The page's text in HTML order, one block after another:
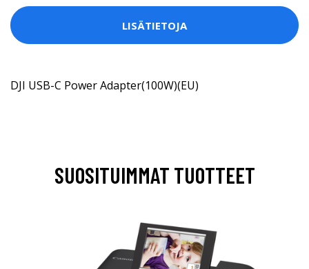
LISÄTIETOJA
DJI USB-C Power Adapter(100W)(EU)
SUOSITUIMMAT TUOTTEET